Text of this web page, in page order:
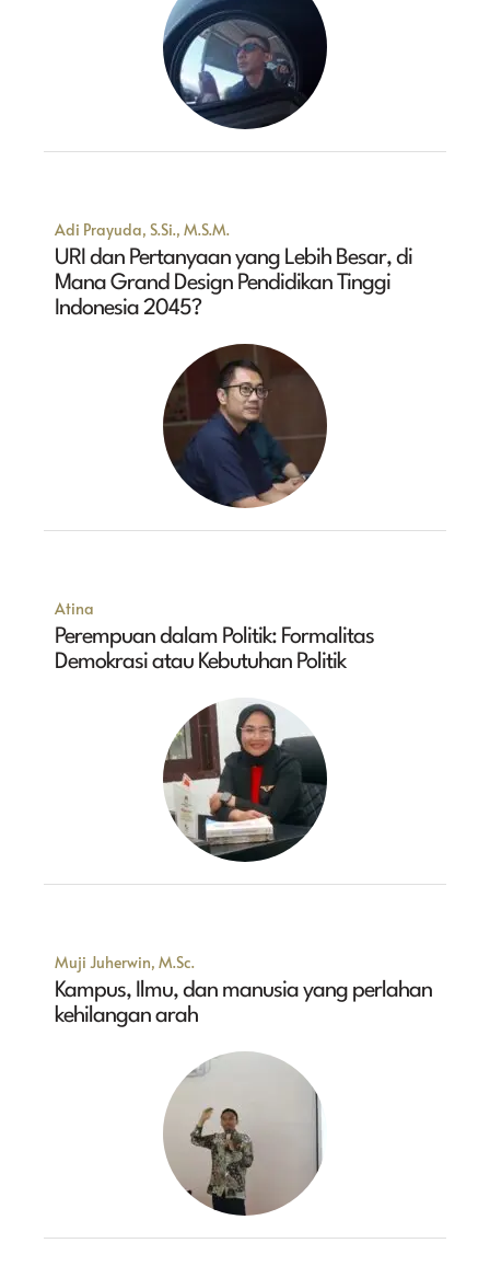
Adi Prayuda, S.Si., M.S.M.
URI dan Pertanyaan yang Lebih Besar, di
Mana Grand Design Pendidikan Tinggi
Indonesia 2045?
Atina
Perempuan dalam Politik: Formalitas
Demokrasi atau Kebutuhan Politik
Muji Juherwin, M.Sc.
Kampus, Ilmu, dan manusia yang perlahan
kehilangan arah